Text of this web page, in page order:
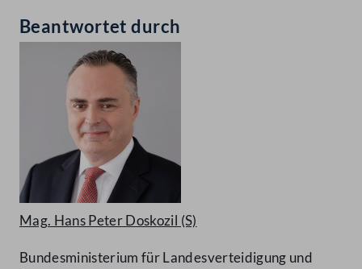
Beantwortet durch
Mag. Hans Peter Doskozil (S)
Bundesministerium für Landesverteidigung und